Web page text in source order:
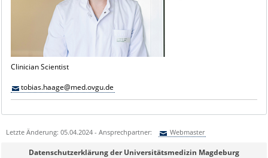
Clinician Scientist
tobias.haage@med.ovgu.de
Letzte Änderung: 05.04.2024 - Ansprechpartner: Webmaster
Sie können eine Nachricht versenden an:Webmaster
Datenschutzerklärung der Universitätsmedizin Magdeburg